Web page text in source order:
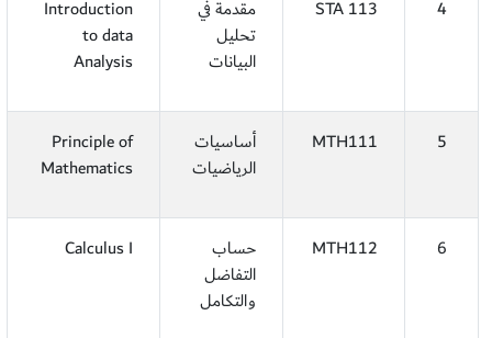
4
STA 113
مقدمة في
تحليل
البيانات
Introduction
to data
Analysis
5
MTH111
أساسيات
الرياضيات
Principle of
Mathematics
6
MTH112
حساب
التفاضل
والتكامل
Calculus I